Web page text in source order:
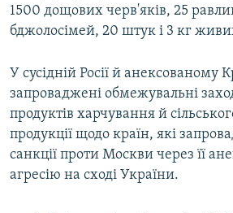
1500 дощових черв'яків, 25
бджолосімей, 20 штук і 3 кг
У сусідній Росії й анексованому
запроваджені обмежувальні
продуктів харчування й
продукції щодо країн, які
санкції проти Москви через її
агресію на сході України.